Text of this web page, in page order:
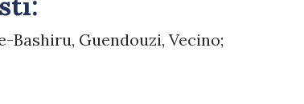
Bashiru, Guendouzi, Vecino;